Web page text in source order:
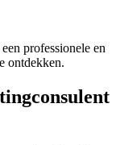
professionele en
ontdekken.